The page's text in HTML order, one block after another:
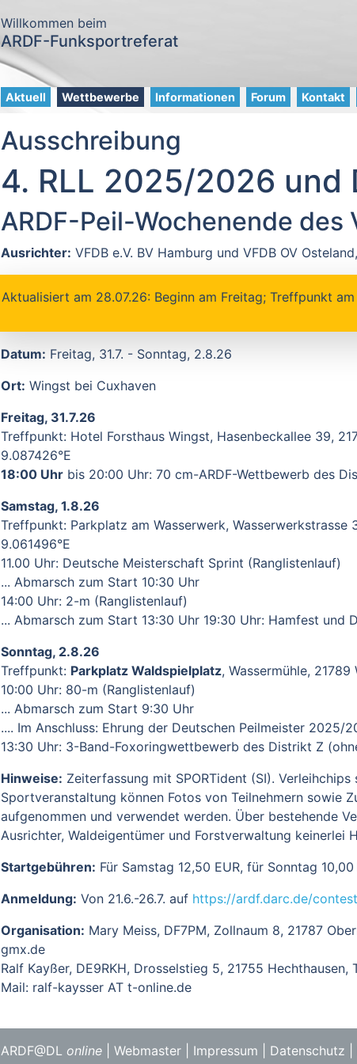
Willkommen beim
ARDF-Funksportreferat
Aktuell Wettbewerbe Informationen Forum Kontakt
Ausschreibung
4. RLL 2025/2026 und
ARDF-Peil-Wochenende des
Ausrichter: VFDB e.V. BV Hamburg und VFDB OV
Aktualisiert am 28.07.26: Beginn am Freitag; Treffpunkt
Datum: Freitag, 31.7. - Sonntag, 2.8.26
Ort: Wingst bei Cuxhaven
Freitag, 31.7.26
Treffpunkt: Hotel Forsthaus Wingst, Hasenbeckallee 39,
9.087426°E
18:00 Uhr bis 20:00 Uhr: 70 cm-ARDF-Wettbewerb des
Samstag, 1.8.26
Treffpunkt: Parkplatz am Wasserwerk, Wasserwerkstrasse
9.061496°E
11.00 Uhr: Deutsche Meisterschaft Sprint (Ranglistenlauf)
... Abmarsch zum Start 10:30 Uhr
14:00 Uhr: 2-m (Ranglistenlauf)
... Abmarsch zum Start 13:30 Uhr 19:30 Uhr: Hamfest und
Sonntag, 2.8.26
Treffpunkt: Parkplatz Waldspielplatz, Wassermühle,
10:00 Uhr: 80-m (Ranglistenlauf)
... Abmarsch zum Start 9:30 Uhr
.... Im Anschluss: Ehrung der Deutschen Peilmeister 2025/
13:30 Uhr: 3-Band-Foxoringwettbewerb des Distrikt Z
Hinweise: Zeiterfassung mit SPORTident (SI).
Sportveranstaltung können Fotos von Teilnehmern sowie
aufgenommen und verwendet werden. Über bestehende
Ausrichter, Waldeigentümer und Forstverwaltung keinerlei
Startgebühren: Für Samstag 12,50 EUR, für Sonntag
Anmeldung: Von 21.6.-26.7. auf https://ardf.darc.de/
Organisation: Mary Meiss, DF7PM, Zollnaum 8, 21787
gmx.de
Ralf Kayßer, DE9RKH, Drosselstieg 5, 21755
Mail: ralf-kaysser AT t-online.de
ARDF@DL online Webmaster Impressum Datenschutz